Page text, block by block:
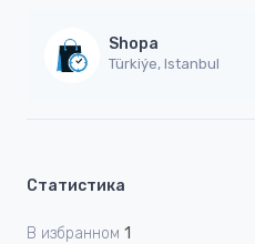
Shopa
Türkiýe, Istanbul
Статистика
В избранном 1